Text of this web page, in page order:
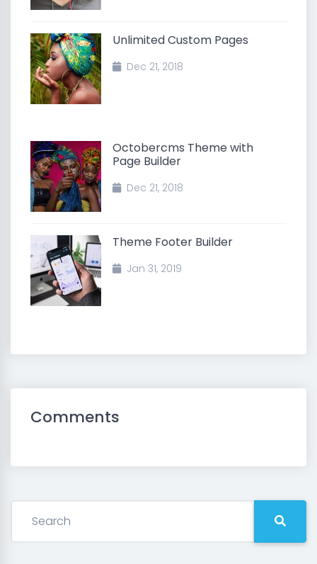
Unlimited Custom Pages
Dec 21, 2018
Octobercms Theme with
Page Builder
Dec 21, 2018
Theme Footer Builder
Jan 31, 2019
Comments